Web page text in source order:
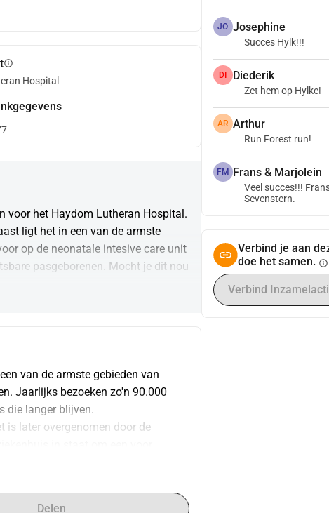
info
Hospital
voor het Haydom Lutheran Hospital.
ligt het in een van de armste
op de neonatale intesive care unit
pasgeborenen. Mocht je dit nou
van de armste gebieden van
Jaarlijks bezoeken zo'n 90.000
die langer blijven.
is later overgenomen door de
patiënten rond of onder de
donors zijn onmisbaar.
Delen
JO Josephine
Succes Hylk!!!
DI Diederik
Zet hem op Hylke!
AR Arthur
Run Forest run!
FM Frans & Marjolein
Veel succes!!!
Sevenstern.
Verbind je aan
doe het samen. info
Verbind